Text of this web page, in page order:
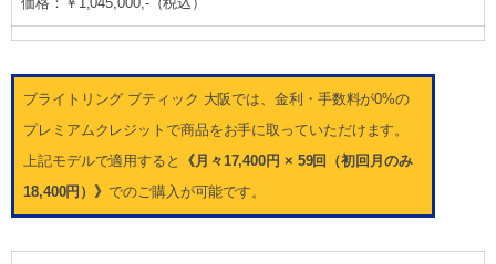
ブライトリング ブティック 大阪では、金利・手数料が0%の
プレミアムクレジットで商品をお手に取っていただけます。
上記モデルで適用すると
《月々17,400円 × 59回（初回月のみ
18,400円）》でのご購入が可能です。